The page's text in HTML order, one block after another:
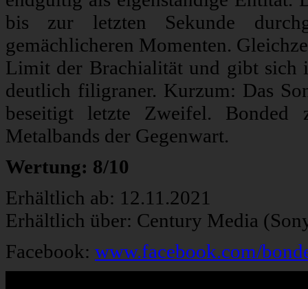
bis zur letzten Sekunde
gemächlicheren Momenten.
Limit der Brachialität und gibt sich
deutlich filigraner. Kurzum: Das
beseitigt letzte Zweifel. Bonded
Metalbands der Gegenwart.
Wertung: 8/10
Erhältlich ab: 12.11.2021
Erhältlich über: Century Media
Facebook: www.facebook.com/